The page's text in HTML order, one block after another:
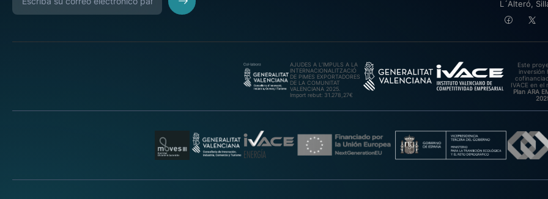
L´Alteró,
AJUDES A L’IMPULS A LA
INTERNACIONALITZACIÓ
DE PIMES EXPORTADORES
DE LA COMUNITAT
VALENCIANA 2025.
Import rebut: 31.278,27€
Este
inversión
IVACE en el
Plan ARA